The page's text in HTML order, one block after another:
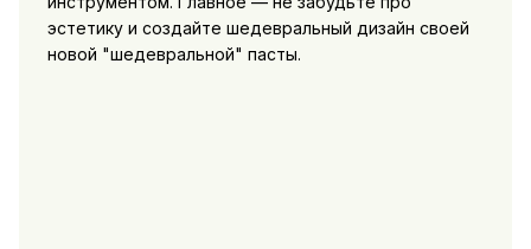
эстетику и создайте шедевральный дизайн своей
новой "шедевральной" пасты.